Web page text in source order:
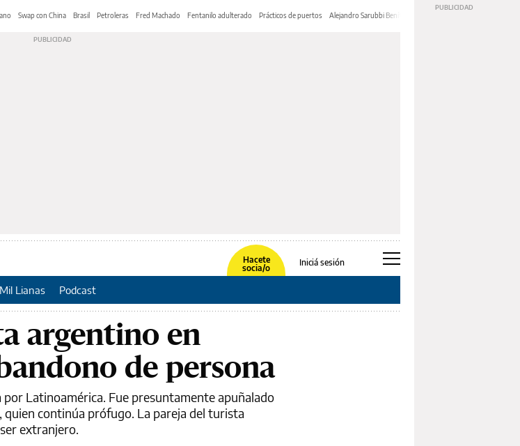
Swap con China Brasil Petroleras Fred Machado Fentanilo adulterado Prácticos de puertos Alejandro Sarubbi Benítez
Hacete
socia/o
Iniciá sesión
Mil Lianas Podcast
argentino en
de persona
Latinoamérica. Fue presuntamente apuñalado
continúa prófugo. La pareja del turista
extranjero.